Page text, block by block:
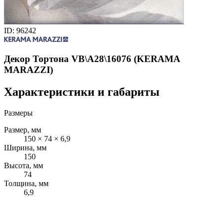
ID: 96242
Декор Тортона VB\A28\16076 (KERAMA
MARAZZI)
Характеристики и габариты
Размеры
Размер, мм
150 × 74 × 6,9
Ширина, мм
150
Высота, мм
74
Толщина, мм
6,9